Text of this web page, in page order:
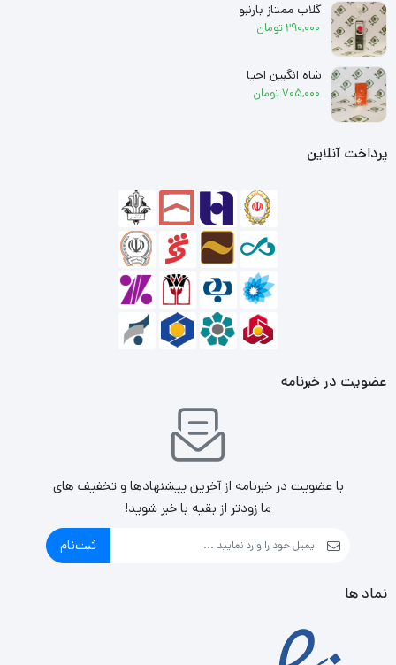
گلاب ممتاز بارنبو
290,000 تومان
شاه انگبین احیا
705,000تومان
پرداخت آنلاین
عضویت در خبرنامه
با عضویت در خبرنامه از آخرین پیشنهادها و تخفیف های
ما زودتر از بقیه با خبر شوید!
ثبت‌نام
نماد ها